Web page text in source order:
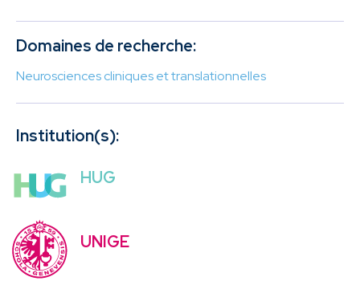
Domaines de recherche:
Neurosciences cliniques et translationnelles
Institution(s):
HUG
UNIGE